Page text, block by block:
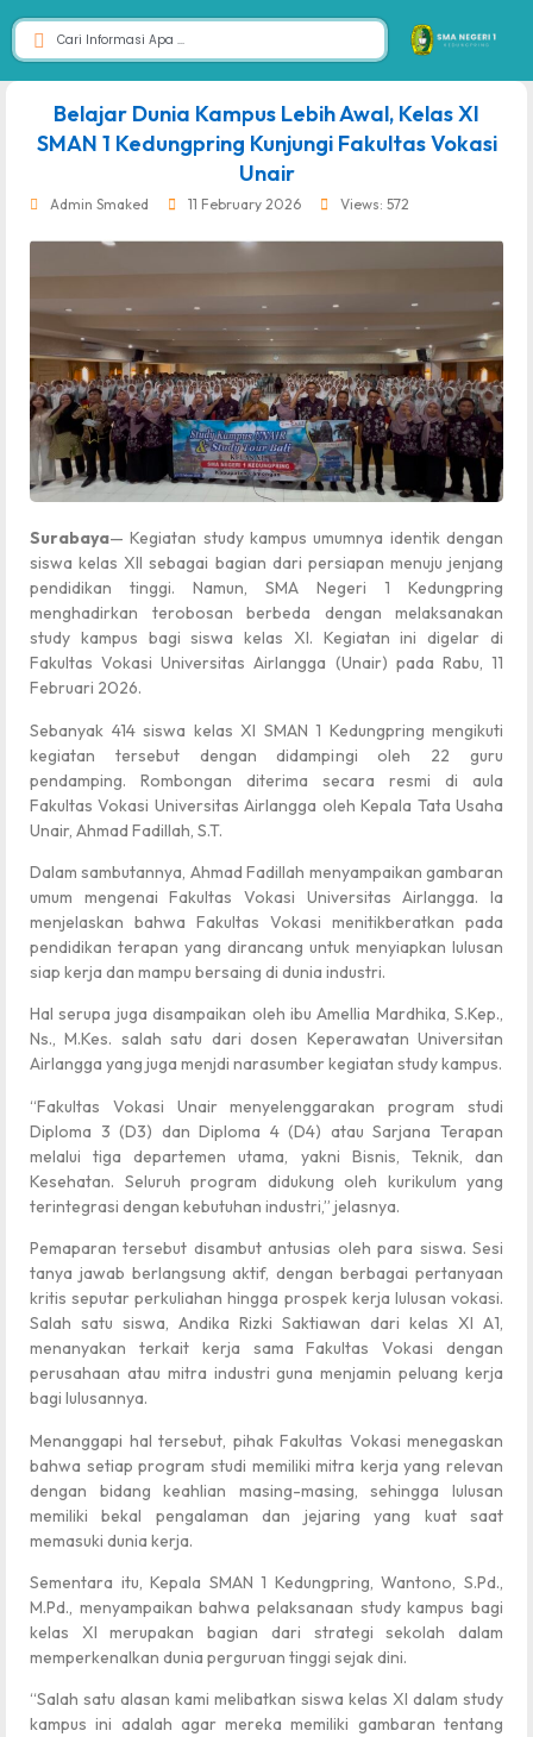
Belajar Dunia Kampus Lebih Awal, Kelas XI
SMAN 1 Kedungpring Kunjungi Fakultas Vokasi
Unair
Admin Smaked 11 February 2026 Views: 572
Surabaya— Kegiatan study kampus umumnya identik dengan
siswa kelas XII sebagai bagian dari persiapan menuju jenjang
pendidikan tinggi. Namun, SMA Negeri 1 Kedungpring
menghadirkan terobosan berbeda dengan melaksanakan
study kampus bagi siswa kelas XI. Kegiatan ini digelar di
Fakultas Vokasi Universitas Airlangga (Unair) pada Rabu, 11
Februari 2026.
Sebanyak 414 siswa kelas XI SMAN 1 Kedungpring mengikuti
kegiatan tersebut dengan didampingi oleh 22 guru
pendamping. Rombongan diterima secara resmi di aula
Fakultas Vokasi Universitas Airlangga oleh Kepala Tata Usaha
Unair, Ahmad Fadillah, S.T.
Dalam sambutannya, Ahmad Fadillah menyampaikan gambaran
umum mengenai Fakultas Vokasi Universitas Airlangga. Ia
menjelaskan bahwa Fakultas Vokasi menitikberatkan pada
pendidikan terapan yang dirancang untuk menyiapkan lulusan
siap kerja dan mampu bersaing di dunia industri.
Hal serupa juga disampaikan oleh ibu Amellia Mardhika, S.Kep.,
Ns., M.Kes. salah satu dari dosen Keperawatan Universitan
Airlangga yang juga menjdi narasumber kegiatan study kampus.
“Fakultas Vokasi Unair menyelenggarakan program studi
Diploma 3 (D3) dan Diploma 4 (D4) atau Sarjana Terapan
melalui tiga departemen utama, yakni Bisnis, Teknik, dan
Kesehatan. Seluruh program didukung oleh kurikulum yang
terintegrasi dengan kebutuhan industri,” jelasnya.
Pemaparan tersebut disambut antusias oleh para siswa. Sesi
tanya jawab berlangsung aktif, dengan berbagai pertanyaan
kritis seputar perkuliahan hingga prospek kerja lulusan vokasi.
Salah satu siswa, Andika Rizki Saktiawan dari kelas XI A1,
menanyakan terkait kerja sama Fakultas Vokasi dengan
perusahaan atau mitra industri guna menjamin peluang kerja
bagi lulusannya.
Menanggapi hal tersebut, pihak Fakultas Vokasi menegaskan
bahwa setiap program studi memiliki mitra kerja yang relevan
dengan bidang keahlian masing-masing, sehingga lulusan
memiliki bekal pengalaman dan jejaring yang kuat saat
memasuki dunia kerja.
Sementara itu, Kepala SMAN 1 Kedungpring, Wantono, S.Pd.,
M.Pd., menyampaikan bahwa pelaksanaan study kampus bagi
kelas XI merupakan bagian dari strategi sekolah dalam
memperkenalkan dunia perguruan tinggi sejak dini.
“Salah satu alasan kami melibatkan siswa kelas XI dalam study
kampus ini adalah agar mereka memiliki gambaran tentang